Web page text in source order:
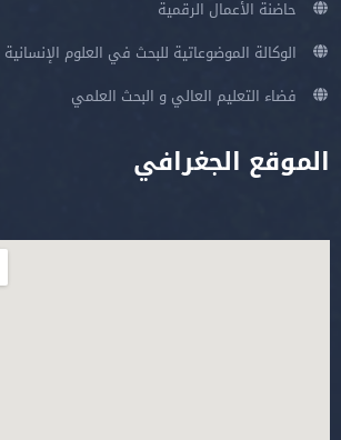
حاضنة الأعمال الرقمية
الوكالة الموضوعاتية للبحث في العلوم
فضاء التعليم العالي و البحث العلمي
الموقع الجغرافي